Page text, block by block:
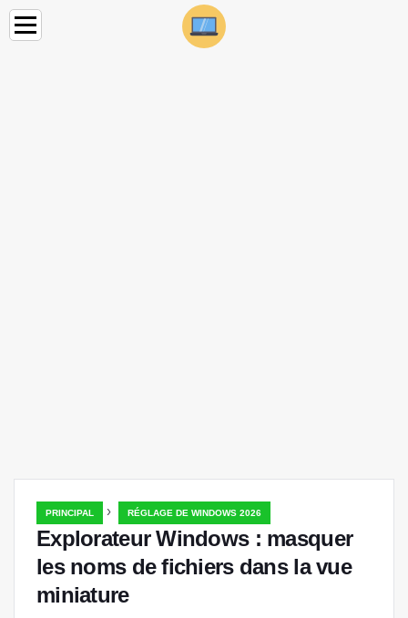
PRINCIPAL › RÉGLAGE DE WINDOWS 2026
Explorateur Windows : masquer
les noms de fichiers dans la vue
miniature